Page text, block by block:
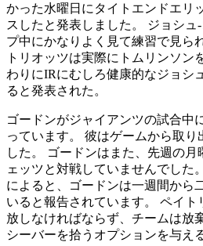
かった水曜日にタイトエンドエリ
スしたと発表しました。 ジョシュ
プ中にかなりよく見て練習で見ら
トリオッツは実際にトムリンソン
わりにIRにむしろ健康的なジョシ
ると発表された。
ゴードンがジャイアンツの試合中
っています。 彼はゲームから取
した。 ゴードンはまた、先週の
ェッツと対戦していませんでした
によると、ゴードンは一週間から
いると報告されています。 ペイ
放しなければならず、チームは放
シーバーを拾うオプションを与える